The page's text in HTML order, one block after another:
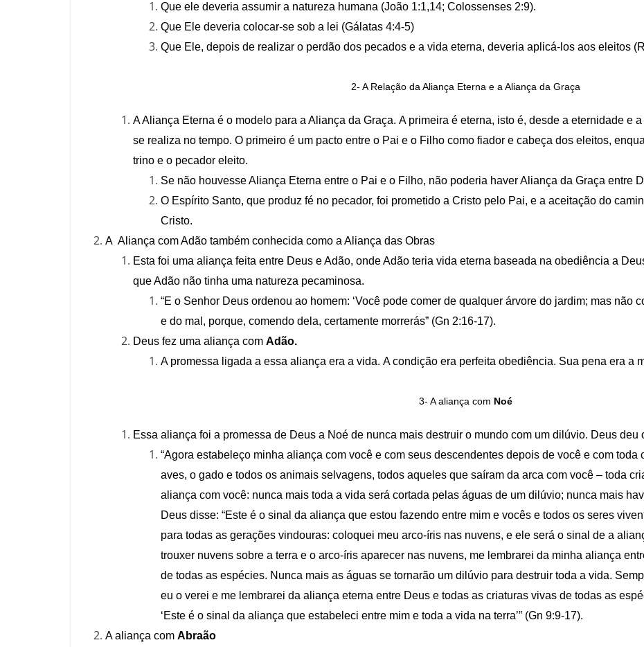
Que ele deveria assumir a natureza humana (João 1:1,14; Colossenses 2:9).
Que Ele deveria colocar-se sob a lei (Gálatas 4:4-5)
Que Ele, depois de realizar o perdão dos pecados e a vida eterna, deveria aplicá-los aos eleitos
2- A Relação da Aliança Eterna e a Aliança da Graça
A Aliança Eterna é o modelo para a Aliança da Graça. A primeira é eterna, isto é, desde a eternidade e
se realiza no tempo. O primeiro é um pacto entre o Pai e o Filho como fiador e cabeça dos eleitos,
trino e o pecador eleito.
Se não houvesse Aliança Eterna entre o Pai e o Filho, não poderia haver Aliança da Graça entre
O Espírito Santo, que produz fé no pecador, foi prometido a Cristo pelo Pai, e a aceitação do
Cristo.
A Aliança com Adão também conhecida como a Aliança das Obras
Esta foi uma aliança feita entre Deus e Adão, onde Adão teria vida eterna baseada na obediência a
que Adão não tinha uma natureza pecaminosa.
“E o Senhor Deus ordenou ao homem: ‘Você pode comer de qualquer árvore do jardim; mas não
e do mal, porque, comendo dela, certamente morrerás” (Gn 2:16-17).
Deus fez uma aliança com Adão.
A promessa ligada a essa aliança era a vida. A condição era perfeita obediência. Sua pena era a
3- A aliança com Noé
Essa aliança foi a promessa de Deus a Noé de nunca mais destruir o mundo com um dilúvio. Deus deu
“Agora estabeleço minha aliança com você e com seus descendentes depois de você e com
aves, o gado e todos os animais selvagens, todos aqueles que saíram da arca com você – toda
aliança com você: nunca mais toda a vida será cortada pelas águas de um dilúvio; nunca mais
Deus disse: “Este é o sinal da aliança que estou fazendo entre mim e vocês e todos os seres
para todas as gerações vindouras: coloquei meu arco-íris nas nuvens, e ele será o sinal de a
trouxer nuvens sobre a terra e o arco-íris aparecer nas nuvens, me lembrarei da minha aliança
de todas as espécies. Nunca mais as águas se tornarão um dilúvio para destruir toda a vida.
eu o verei e me lembrarei da aliança eterna entre Deus e todas as criaturas vivas de todas as
‘Este é o sinal da aliança que estabeleci entre mim e toda a vida na terra’” (Gn 9:9-17).
A aliança com Abraão